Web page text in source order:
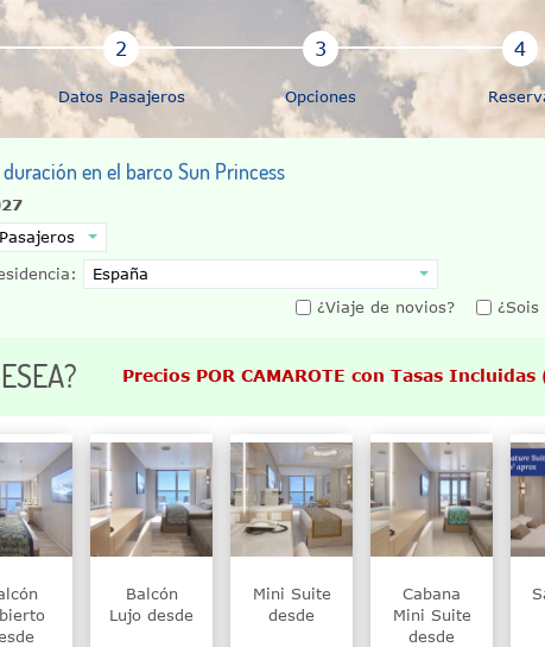
Datos Pasajeros Opciones
en el barco Sun Princess
¿Viaje de novios?
Precios POR CAMAROTE con Tasas Incluidas
Balcón
Lujo desde
Mini Suite
desde
Cabana
Mini Suite
desde